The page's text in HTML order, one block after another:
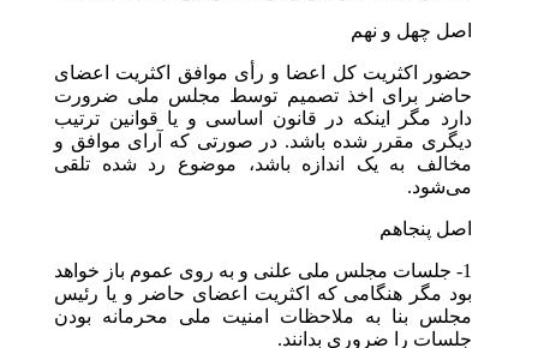
اصل چهل و نهم
حضور اکثریت کل اعضا و رأی موافق اکثریت اعضای
حاضر برای اخذ تصمیم توسط مجلس ملی ضرورت
دارد مگر اینکه در قانون اساسی و یا قوانین ترتیب
دیگری مقرر شده باشد. در صورتی که آرای موافق و
مخالف به یک اندازه باشد، موضوع رد شده تلقی
می‌شود.
اصل پنجاهم
1- جلسات مجلس ملی علنی و به روی عموم باز خواهد
بود مگر هنگامی که اکثریت اعضای حاضر و یا رئیس
مجلس بنا به ملاحظات امنیت ملی محرمانه بودن
جلسات را ضروری بدانند.